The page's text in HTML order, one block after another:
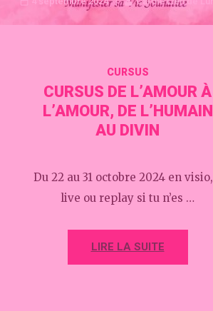
CURSUS
CURSUS DE L’AMOUR À
L’AMOUR, DE L’HUMAIN
AU DIVIN
Du 22 au 31 octobre 2024 en
live ou replay si tu n’es …
LIRE LA SUITE